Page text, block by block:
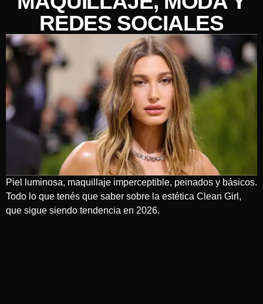
REDES SOCIALES
Piel luminosa, maquillaje imperceptible, peinados y básicos.
Todo lo que tenés que saber sobre la estética Clean Girl,
que sigue siendo tendencia en 2026.